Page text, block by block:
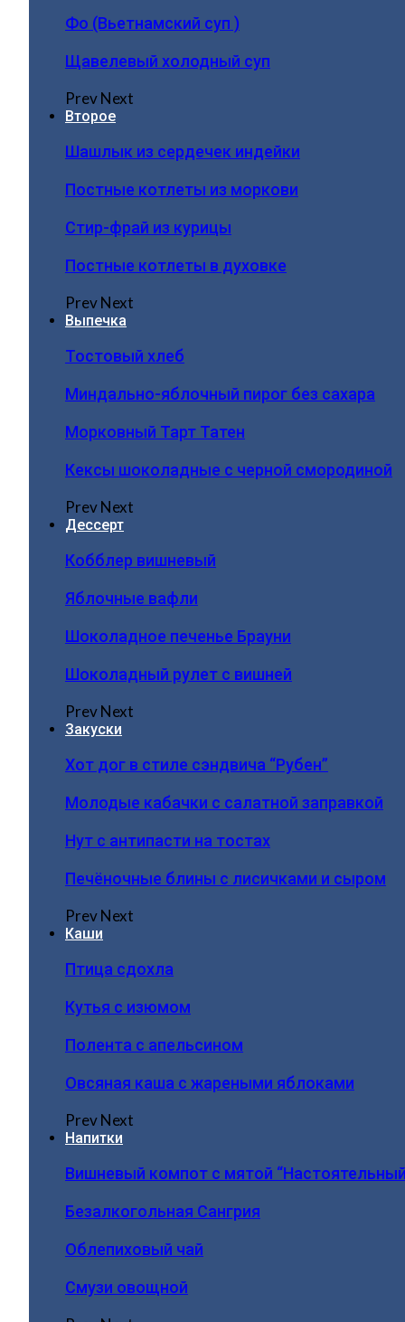
Фо (Вьетнамский суп )
Щавелевый холодный суп
PrevNext
Второе
Шашлык из сердечек индейки
Постные котлеты из моркови
Стир-фрай из курицы
Постные котлеты в духовке
PrevNext
Выпечка
Тостовый хлеб
Миндально-яблочный пирог без сахара
Морковный Тарт Татен
Кексы шоколадные с черной смородиной
PrevNext
Дессерт
Кобблер вишневый
Яблочные вафли
Шоколадное печенье Брауни
Шоколадный рулет с вишней
PrevNext
Закуски
Хот дог в стиле сэндвича “Рубен”
Молодые кабачки с салатной заправкой
Нут с антипасти на тостах
Печёночные блины с лисичками и сыром
PrevNext
Каши
Птица сдохла
Кутья с изюмом
Полента с апельсином
Овсяная каша с жареными яблоками
PrevNext
Напитки
Вишневый компот с мятой
Безалкогольная Сангрия
Облепиховый чай
Смузи овощной